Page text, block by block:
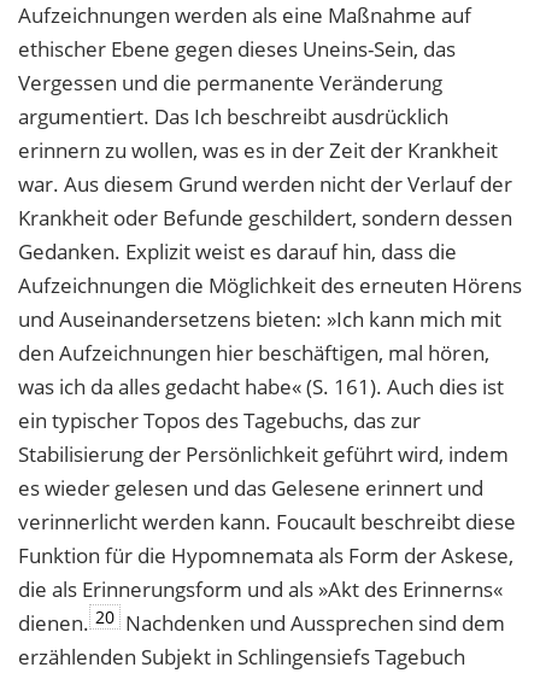
Aufzeichnungen werden als eine Maßnahme auf
ethischer Ebene gegen dieses Uneins-Sein, das
Vergessen und die permanente Veränderung
argumentiert. Das Ich beschreibt ausdrücklich
erinnern zu wollen, was es in der Zeit der Krankheit
war. Aus diesem Grund werden nicht der Verlauf der
Krankheit oder Befunde geschildert, sondern dessen
Gedanken. Explizit weist es darauf hin, dass die
Aufzeichnungen die Möglichkeit des erneuten Hörens
und Auseinandersetzens bieten: »Ich kann mich mit
den Aufzeichnungen hier beschäftigen, mal hören,
was ich da alles gedacht habe« (S. 161). Auch dies ist
ein typischer Topos des Tagebuchs, das zur
Stabilisierung der Persönlichkeit geführt wird, indem
es wieder gelesen und das Gelesene erinnert und
verinnerlicht werden kann. Foucault beschreibt diese
Funktion für die Hypomnemata als Form der Askese,
die als Erinnerungsform und als »Akt des Erinnerns«
dienen. 20 Nachdenken und Aussprechen sind dem
erzählenden Subjekt in Schlingensiefs Tagebuch